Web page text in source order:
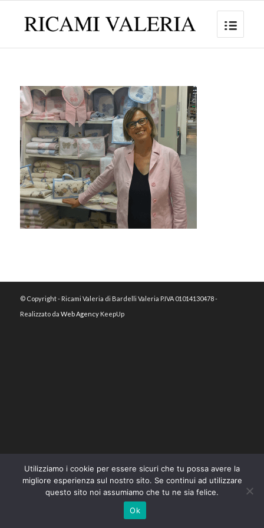
© Copyright - Ricami Valeria di Bardelli Valeria P.IVA 01014130478 -
Realizzato da Web AgencyKeepUp
Utilizziamo i cookie per essere sicuri che tu possa avere la
migliore esperienza sul nostro sito. Se continui ad utilizzare
questo sito noi assumiamo che tu ne sia felice.
Ok